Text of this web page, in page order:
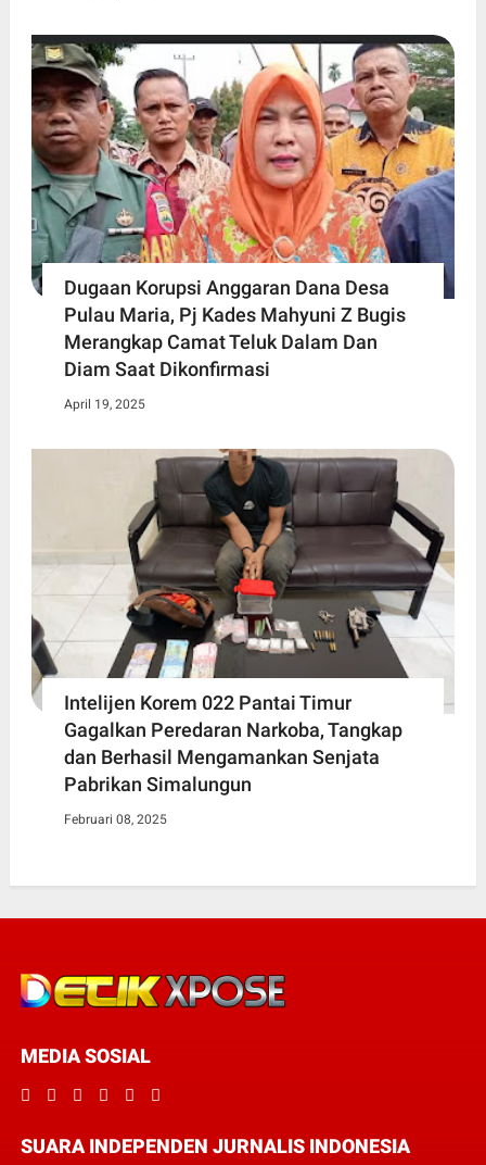
Dugaan Korupsi Anggaran Dana Desa
Pulau Maria, Pj Kades Mahyuni Z Bugis
Merangkap Camat Teluk Dalam Dan
Diam Saat Dikonfirmasi
April 19, 2025
Intelijen Korem 022 Pantai Timur
Gagalkan Peredaran Narkoba, Tangkap
dan Berhasil Mengamankan Senjata
Pabrikan Simalungun
Februari 08, 2025
MEDIA SOSIAL
SUARA INDEPENDEN JURNALIS INDONESIA